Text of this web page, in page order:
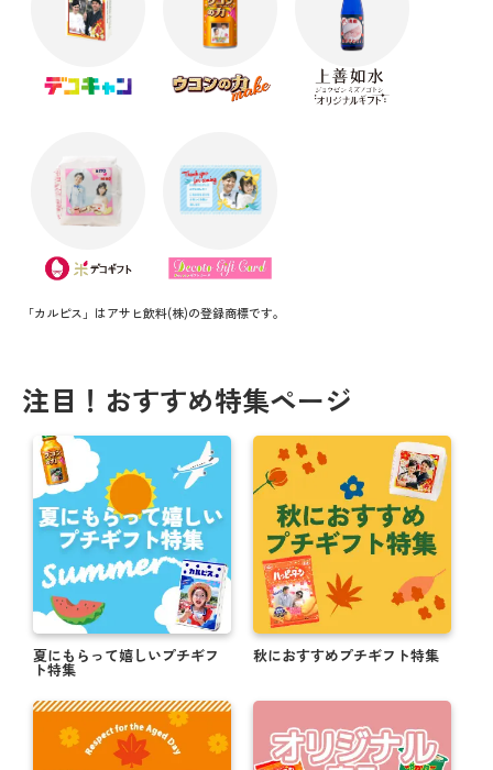
「カルピス」はアサヒ飲料(株)の登録商標です。
注目！おすすめ特集ページ
夏にもらって嬉しいプチギフ
ト特集
秋におすすめプチギフト特集